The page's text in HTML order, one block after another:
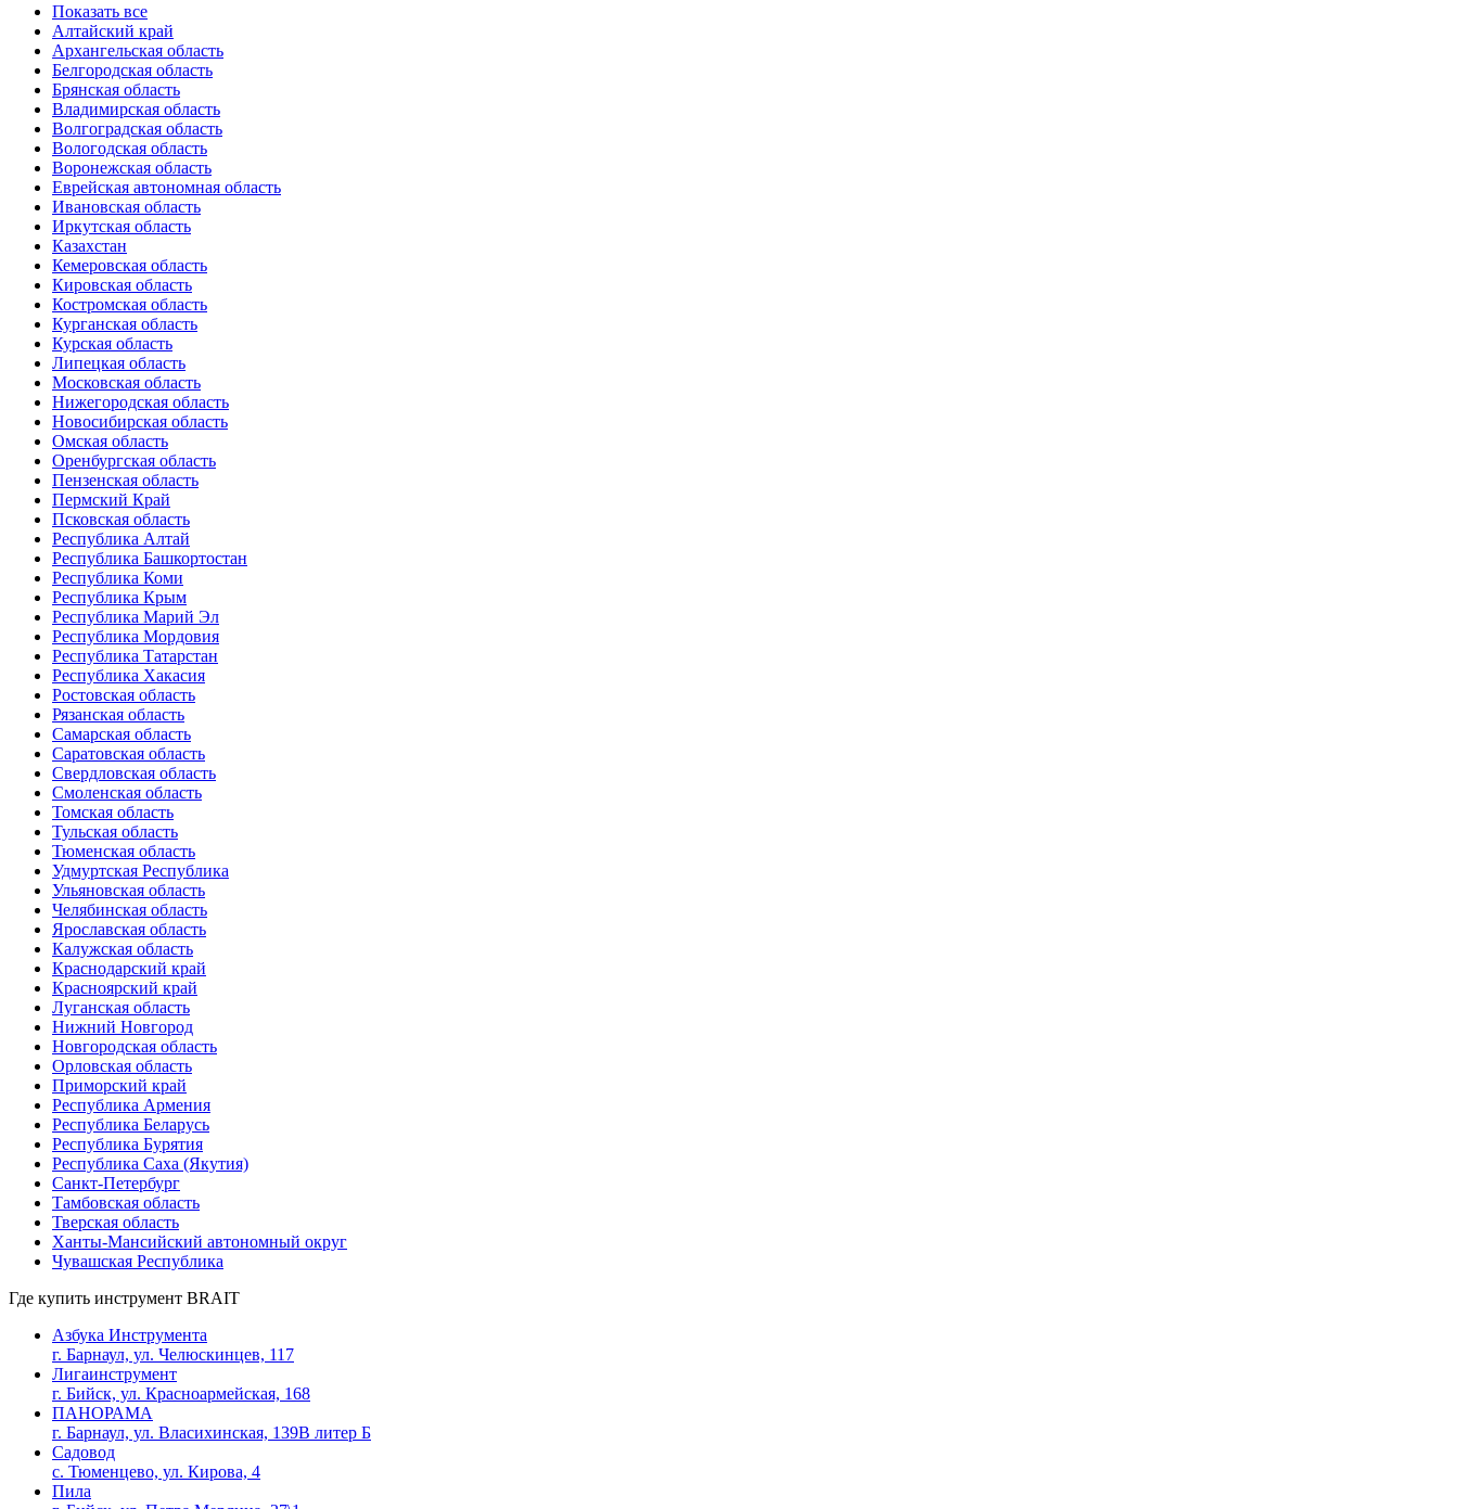
Показать все
Алтайский край
Архангельская область
Белгородская область
Брянская область
Владимирская область
Волгоградская область
Вологодская область
Воронежская область
Еврейская автономная область
Ивановская область
Иркутская область
Казахстан
Кемеровская область
Кировская область
Костромская область
Курганская область
Курская область
Липецкая область
Московская область
Нижегородская область
Новосибирская область
Омская область
Оренбургская область
Пензенская область
Пермский Край
Псковская область
Республика Алтай
Республика Башкортостан
Республика Коми
Республика Крым
Республика Марий Эл
Республика Мордовия
Республика Татарстан
Республика Хакасия
Ростовская область
Рязанская область
Самарская область
Саратовская область
Свердловская область
Смоленская область
Томская область
Тульская область
Тюменская область
Удмуртская Республика
Ульяновская область
Челябинская область
Ярославская область
Калужская область
Краснодарский край
Красноярский край
Луганская область
Нижний Новгород
Новгородская область
Орловская область
Приморский край
Республика Армения
Республика Беларусь
Республика Бурятия
Республика Саха (Якутия)
Санкт-Петербург
Тамбовская область
Тверская область
Ханты-Мансийский автономный округ
Чувашская Республика
Где купить инструмент BRAIT
Азбука Инструмента
г. Барнаул, ул. Челюскинцев, 117
Лигаинструмент
г. Бийск, ул. Красноармейская, 168
ПАНОРАМА
г. Барнаул, ул. Власихинская, 139В литер Б
Садовод
с. Тюменцево, ул. Кирова, 4
Пила